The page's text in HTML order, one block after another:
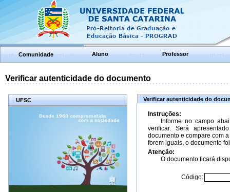
Comunidade Aluno Professor
Verificar autenticidade do documento
UFSC Verificar autenticidade do
Instruções:
Informe no campo
verificar. Será
documento e compare com
forem iguais, o documento
Atenção:
O documento ficará
Código: